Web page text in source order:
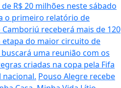
R$ 20 milhões neste sábado
o primeiro relatório de
Camboriú receberá mais de 120
do maior circuito de
buscará uma reunião com os
criadas na copa pela Fifa
Pouso Alegre recebe